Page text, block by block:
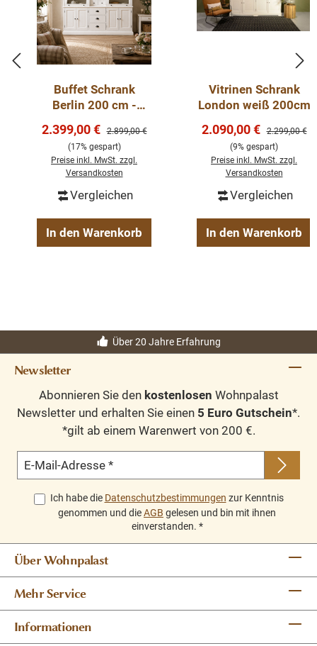
Highlights
Eleganter Buffet Schrank im zeitlosen Landhausstil
Viel Stauraum für Geschirr, Gläser, Textilien und
Wohnaccessoires
Glastüren und offene Fächer für eine dekorative
Praktische Schubladen und geschlossene Fächer für
Ordnung im Alltag
Helle, freundliche Optik in Weiß
Fertig montiert geliefert
Individuelle Anfertigung nach Wunschmaß und RAL-
Buffet Schrank
Berlin 200 cm -
Landhaus-Stil
Verkaufspreis:
2.399,00 € Regulärer Preis:
2.899,00 €
(17% gespart)
Preise inkl. MwSt. zzgl.
Versandkosten
Vergleichen
In den Warenkorb
Vitrinen Schrank
London weiß 200cm
Verkaufspreis:
2.090,00 € Regulärer
2.299,00 €
(9% gespart)
Preise inkl. MwSt. zzgl.
Versandkosten
Vergleichen
In den Warenkorb
Über 20 Jahre Erfahrung
Newsletter
Abonnieren Sie den kostenlosen Wohnpalast
Newsletter und erhalten Sie einen 5 Euro Gutschein*.
*gilt ab einem Warenwert von 200 €.
E-Mail-Adresse *
Ich habe die Datenschutzbestimmungen zur Kenntnis
genommen und dieAGB gelesen und bin mit ihnen
einverstanden. *
Über Wohnpalast
Mehr Service
Informationen